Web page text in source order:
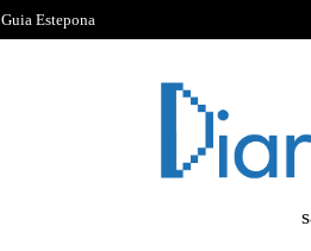
Guia Estepona